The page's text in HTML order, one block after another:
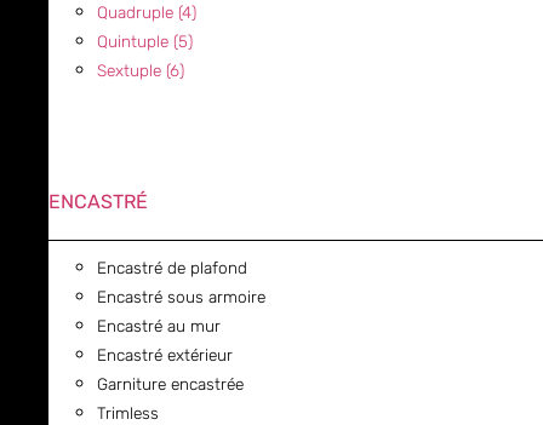
Quadruple (4)
Quintuple (5)
Sextuple (6)
ENCASTRÉ
Encastré de plafond
Encastré sous armoire
Encastré au mur
Encastré extérieur
Garniture encastrée
Trimless